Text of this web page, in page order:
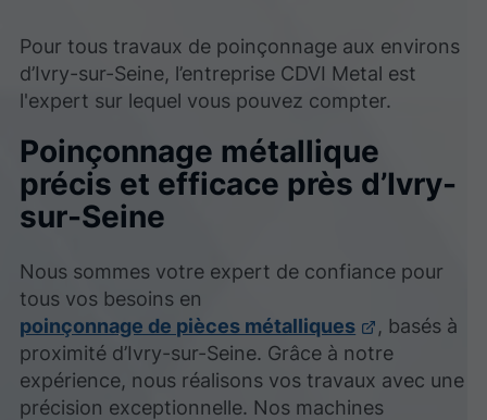
Pour tous travaux de poinçonnage aux environs
d’Ivry-sur-Seine, l’entreprise CDVI Metal est
l'expert sur lequel vous pouvez compter.
Poinçonnage métallique
précis et efficace près d’Ivry-
sur-Seine
Nous sommes votre expert de confiance pour
tous vos besoins en
poinçonnage de pièces métalliques
, basés à
proximité d’Ivry-sur-Seine. Grâce à notre
expérience, nous réalisons vos travaux avec une
précision exceptionnelle. Nos machines